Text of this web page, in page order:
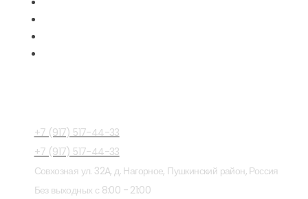
+7 (917) 517-44-33
+7 (917) 517-44-33
Совхозная ул. 32A, д. Нагорное, Пушкинский район, Россия
Без выходных с 8:00 - 21:00